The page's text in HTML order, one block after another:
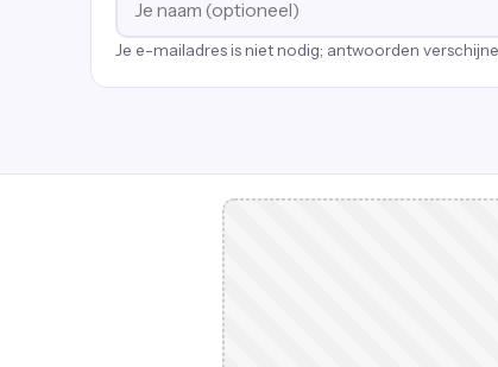
Je e-mailadres is niet nodig; antwoorden